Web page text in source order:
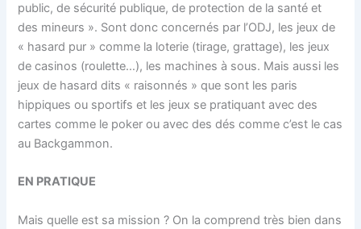
public, de sécurité publique, de protection de la santé et
des mineurs ». Sont donc concernés par l’ODJ, les jeux de
« hasard pur » comme la loterie (tirage, grattage), les jeux
de casinos (roulette…), les machines à sous. Mais aussi les
jeux de hasard dits « raisonnés » que sont les paris
hippiques ou sportifs et les jeux se pratiquant avec des
cartes comme le poker ou avec des dés comme c’est le cas
au Backgammon.
EN PRATIQUE
Mais quelle est sa mission ? On la comprend très bien dans